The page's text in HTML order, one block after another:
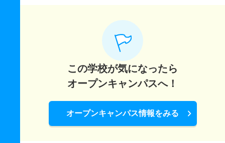
この学校が気になったら
オープンキャンパスへ！
オープンキャンパス情報をみる